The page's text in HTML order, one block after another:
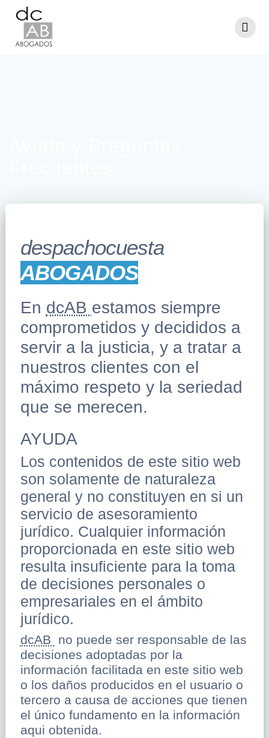
despachocuesta
ABOGADOS
En dcAB estamos siempre
comprometidos y decididos a
servir a la justicia, y a tratar a
nuestros clientes con el
máximo respeto y la seriedad
que se merecen.
AYUDA
Los contenidos de este sitio web
son solamente de naturaleza
general y no constituyen en si un
servicio de asesoramiento
jurídico. Cualquier información
proporcionada en este sitio web
resulta insuficiente para la toma
de decisiones personales o
empresariales en el ámbito
jurídico.
dcAB
no puede ser responsable de las
decisiones adoptadas por la
información facilitada en este sitio web
o los daños producidos en el usuario o
tercero a causa de acciones que tienen
el único fundamento en la información
aqui obtenida.